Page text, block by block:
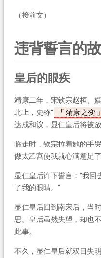
（接前文）
违背誓言的
皇后的眼疾
靖康二年，宋钦宗赵桓、
北上，史称“
靖康之变
达成和议，显仁皇后将被放
临走时，钦宗拉着她的手
做太乙宫使我就心满意足
显仁皇后许下誓言：“我
了我的眼睛。”
显仁皇后回到南宋后，当
思。皇后虽然失望，却也
此事。
不久，显仁皇后就双目失